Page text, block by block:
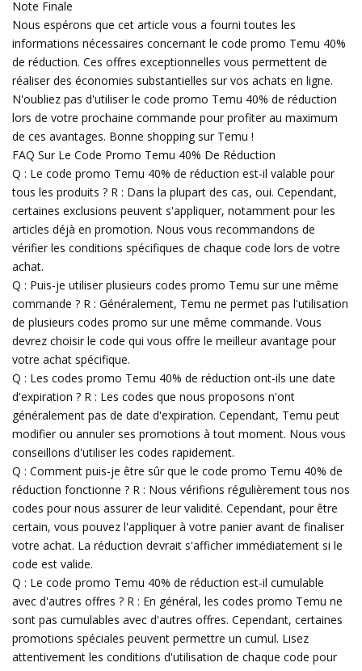
Note Finale
Nous espérons que cet article vous a fourni toutes les
informations nécessaires concernant le code promo Temu 40%
de réduction. Ces offres exceptionnelles vous permettent de
réaliser des économies substantielles sur vos achats en ligne.
N'oubliez pas d'utiliser le code promo Temu 40% de réduction
lors de votre prochaine commande pour profiter au maximum
de ces avantages. Bonne shopping sur Temu !
FAQ Sur Le Code Promo Temu 40% De Réduction
Q : Le code promo Temu 40% de réduction est-il valable pour
tous les produits ? R : Dans la plupart des cas, oui. Cependant,
certaines exclusions peuvent s'appliquer, notamment pour les
articles déjà en promotion. Nous vous recommandons de
vérifier les conditions spécifiques de chaque code lors de votre
achat.
Q : Puis-je utiliser plusieurs codes promo Temu sur une même
commande ? R : Généralement, Temu ne permet pas l'utilisation
de plusieurs codes promo sur une même commande. Vous
devrez choisir le code qui vous offre le meilleur avantage pour
votre achat spécifique.
Q : Les codes promo Temu 40% de réduction ont-ils une date
d'expiration ? R : Les codes que nous proposons n'ont
généralement pas de date d'expiration. Cependant, Temu peut
modifier ou annuler ses promotions à tout moment. Nous vous
conseillons d'utiliser les codes rapidement.
Q : Comment puis-je être sûr que le code promo Temu 40% de
réduction fonctionne ? R : Nous vérifions régulièrement tous nos
codes pour nous assurer de leur validité. Cependant, pour être
certain, vous pouvez l'appliquer à votre panier avant de finaliser
votre achat. La réduction devrait s'afficher immédiatement si le
code est valide.
Q : Le code promo Temu 40% de réduction est-il cumulable
avec d'autres offres ? R : En général, les codes promo Temu ne
sont pas cumulables avec d'autres offres. Cependant, certaines
promotions spéciales peuvent permettre un cumul. Lisez
attentivement les conditions d'utilisation de chaque code pour